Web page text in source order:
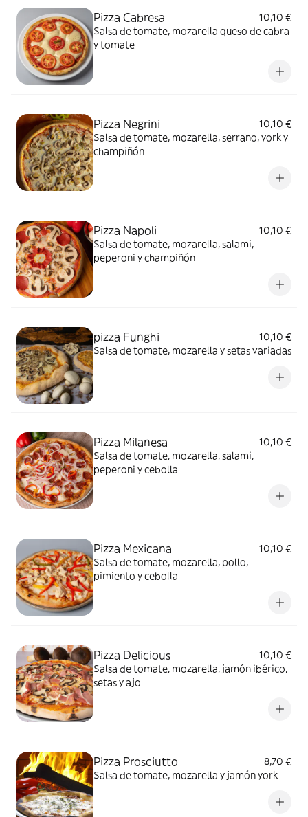
Pizza Cabresa
10,10 €
Salsa de tomate, mozarella queso de cabra
y tomate
Pizza Negrini
10,10 €
Salsa de tomate, mozarella, serrano, york y
champiñón
Pizza Napoli
10,10 €
Salsa de tomate, mozarella, salami,
peperoni y champiñón
pizza Funghi
10,10 €
Salsa de tomate, mozarella y setas variadas
Pizza Milanesa
10,10 €
Salsa de tomate, mozarella, salami,
peperoni y cebolla
Pizza Mexicana
10,10 €
Salsa de tomate, mozarella, pollo,
pimiento y cebolla
Pizza Delicious
10,10 €
Salsa de tomate, mozarella, jamón ibérico,
setas y ajo
Pizza Prosciutto
8,70 €
Salsa de tomate, mozarella y jamón york